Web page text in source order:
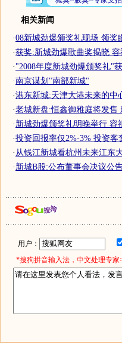
相关新闻
·08新城劲爆颁奖礼现场 领奖
·获奖:新城劲爆歌曲奖揭晓
·"2008年度新城劲爆颁奖礼"
·南京谋划"南部新城"
·港东新城:天津大港未来的中
·老城新盘:恒鑫御雅庭将发售
·新城劲爆颁奖礼明晚举行 容
·投资回报率仅2%-3% 投资客
· 从钱江新城看杭州未来江东
·新城B股:公布董事会决议公
用户：
*搜狗拼音输入法，中文处理专家